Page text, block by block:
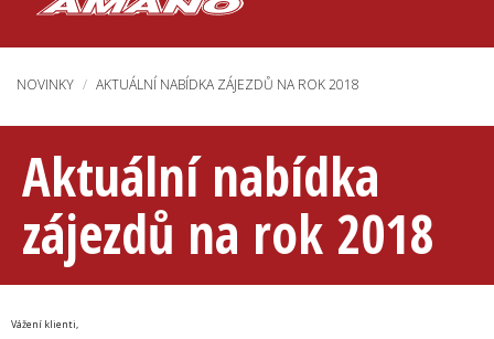
NOVINKY AKTUÁLNÍ NABÍDKA ZÁJEZDŮ NA ROK 2018
Aktuální nabídka
zájezdů na rok 2018
Vážení klienti,